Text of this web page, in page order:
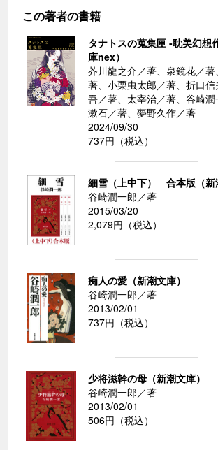
この著者の書籍
タナトスの蒐集匣 -耽美幻想
庫nex）
芥川龍之介／著、泉鏡花／
著、小栗虫太郎／著、折口
吾／著、太宰治／著、谷崎
漱石／著、夢野久作／著
2024/09/30
737円（税込）
細雪（上中下） 合本版（新
谷崎潤一郎／著
2015/03/20
2,079円（税込）
痴人の愛（新潮文庫）
谷崎潤一郎／著
2013/02/01
737円（税込）
少将滋幹の母（新潮文庫）
谷崎潤一郎／著
2013/02/01
506円（税込）